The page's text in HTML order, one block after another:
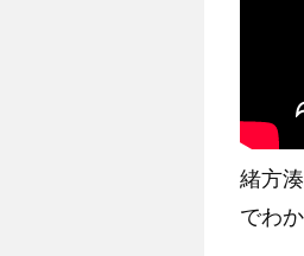
緒方
でわ